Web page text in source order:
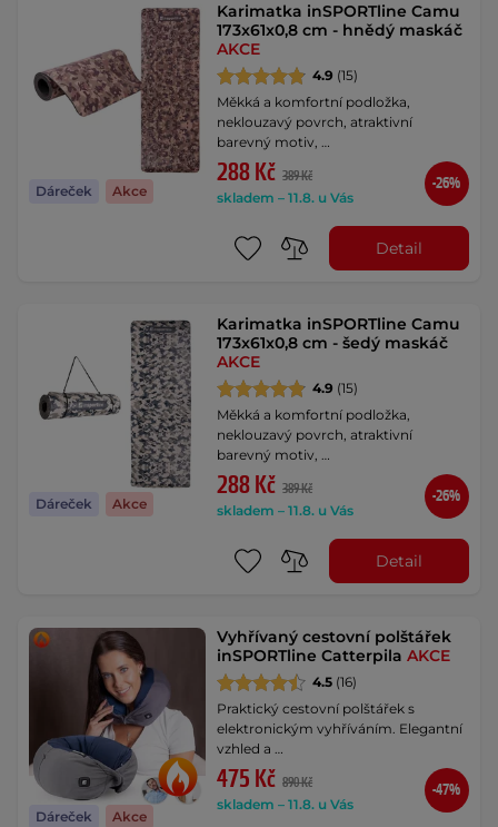
Dáreček Akce
Karimatka inSPORTline Camu
173x61x0,8 cm - hnědý maskáč
AKCE
4.9 (15)
Měkká a komfortní podložka,
neklouzavý povrch, atraktivní
barevný motiv, …
288 Kč 389 Kč
skladem – 11.8. u Vás
-26%
Detail
Dáreček Akce
Karimatka inSPORTline Camu
173x61x0,8 cm - šedý maskáč
AKCE
4.9 (15)
Měkká a komfortní podložka,
neklouzavý povrch, atraktivní
barevný motiv, …
288 Kč 389 Kč
skladem – 11.8. u Vás
-26%
Detail
Dáreček Akce
Vyhřívaný cestovní polštářek
inSPORTline CatterpilaAKCE
4.5 (16)
Praktický cestovní polštářek s
elektronickým vyhříváním. Elegantní
vzhled a …
475 Kč 890 Kč
skladem – 11.8. u Vás
-47%